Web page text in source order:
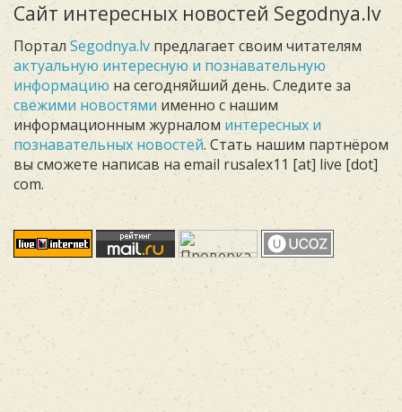
Сайт интересных новостей Segodnya.lv
Портал Segodnya.lv предлагает своим читателям
актуальную интересную и познавательную
информацию на сегодняйший день. Следите за
свежими новостями именно с нашим
информационным журналом интересных и
познавательных новостей. Стать нашим партнёром
вы сможете написав на email rusalex11 [at] live [dot]
com.